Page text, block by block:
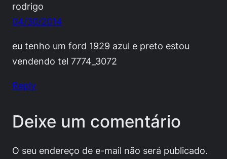
rodrigo
04/30/2014
eu tenho um ford 1929 azul e preto estou
vendendo tel 7774_3072
Reply
Deixe um comentário
O seu endereço de e-mail não será publicado.